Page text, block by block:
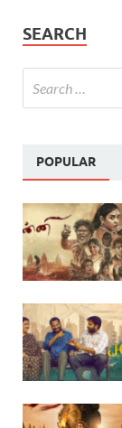
SEARCH
POPULAR